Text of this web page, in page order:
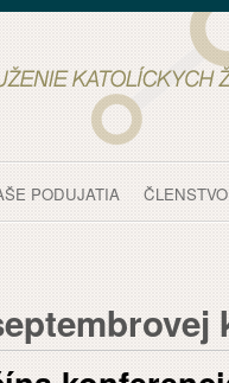
konferencie -
PODUJATIA
ČLENSTVO